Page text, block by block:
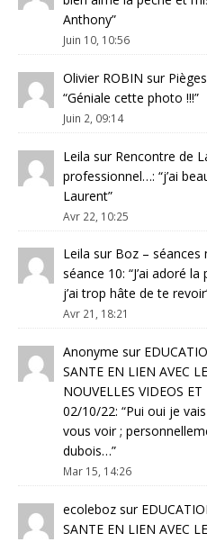
Anthony”
Juin 10, 10:56
Olivier ROBIN sur
“Géniale cette photo !!!”
Juin 2, 09:14
Leila sur Rencontre de
professionnel…: “j’ai
Laurent”
Avr 22, 10:25
Leila sur Boz – séances
séance 10: “J’ai adoré
j’ai trop hâte de te revoir
Avr 21, 18:21
Anonyme sur
SANTE EN LIEN AVEC
NOUVELLES VIDEOS
02/10/22: “Pui oui je
vous voir ;
dubois…”
Mar 15, 14:26
ecoleboz sur
SANTE EN LIEN AVEC